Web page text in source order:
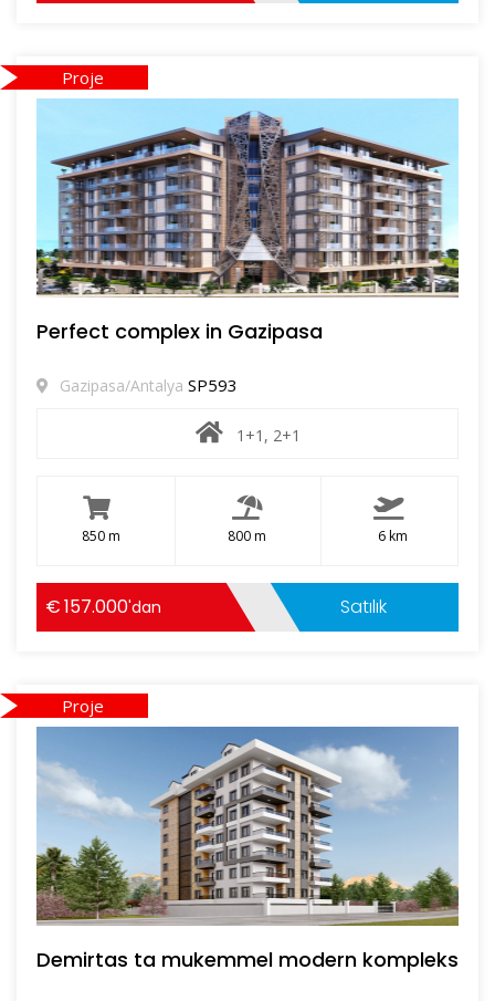
Proje
Perfect complex in Gazipasa
Gazipasa/Antalya SP593
1+1, 2+1
850 m 800 m 6 km
157.000'dan Satılık
Proje
Demirtas ta mukemmel modern kompleks